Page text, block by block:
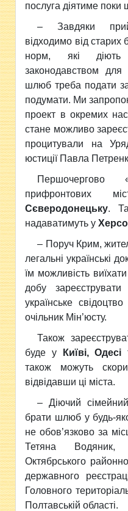
послуга діятиме
– Завдяки
відходимо від старих
норм, які
законодавством для
шлюб треба подати
подумати. Ми
проект в окремих
стане можливо
процитували на
юстиції Павла
Першочергово
прифронтових
Сєверодонецьку.
надаватимуть у
– Поруч Крим,
легальні українські
їм можливість
добу
українське
очільник Мін’юсту.
Також
буде у
Київі, Одесі
також можуть
відвідавши ці міста.
– Діючий
брати шлюб у будь-
не обов’язково за
Тетяна Водяник,
Октябрського
державного
Головного
Полтавській області.